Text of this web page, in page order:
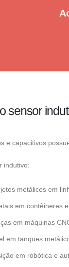
sensor
e capacitivos
indutivo:
metálicos em
em contêineres
em máquinas
em tanques
em robótica e